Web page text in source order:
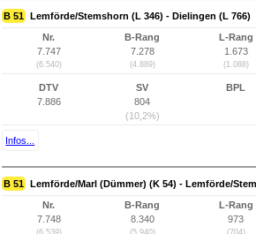
B 51 Lemförde/Stemshorn (L 346) - Dielingen (L 766)
Nr.
7.747
(6.540)
B-Rang
7.278
(4.889)
L-Rang
1.673
(1.088)
DTV
7.886
SV
804
(10,2%)
BPL
Infos...
B 51 Lemförde/Marl (Dümmer) (K 54) - Lemförde/
Nr.
7.748
B-Rang
8.340
L-Rang
973